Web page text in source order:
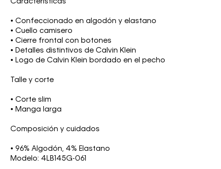
Características
• Confeccionado en algodón y elastano
• Cuello camisero
• Cierre frontal con botones
• Detalles distintivos de Calvin Klein
• Logo de Calvin Klein bordado en el pecho
Talle y corte
• Corte slim
• Manga larga
Composición y cuidados
• 96% Algodón, 4% Elastano
Modelo: 4LB145G-061